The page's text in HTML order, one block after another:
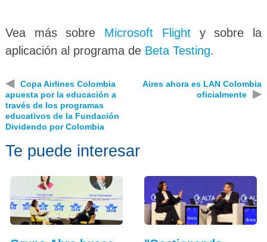
Vea más sobre Microsoft Flighty sobre la
aplicación al programa de Beta Testing.
◀
Copa Airlines Colombia
apuesta por la educación a
través de los programas
educativos de la Fundación
Dividendo por Colombia
Aires ahora es LAN Colombia
oficialmente
▶
Te puede interesar